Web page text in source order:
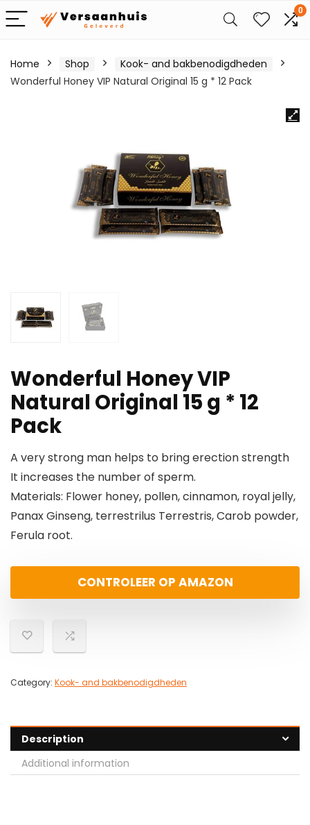
0
Home Shop
Kook- and bakbenodigdheden
Wonderful Honey VIP Natural Original 15 g * 12 Pack
Wonderful Honey VIP
Natural Original 15 g * 12
Pack
A very strong man helps to bring erection strength
It increases the number of sperm.
Materials: Flower honey, pollen, cinnamon, royal jelly,
Panax Ginseng, terrestrilus Terrestris, Carob powder,
Ferula root.
CONTROLEER OP AMAZON
Category: Kook- and bakbenodigdheden
Description
Additional information